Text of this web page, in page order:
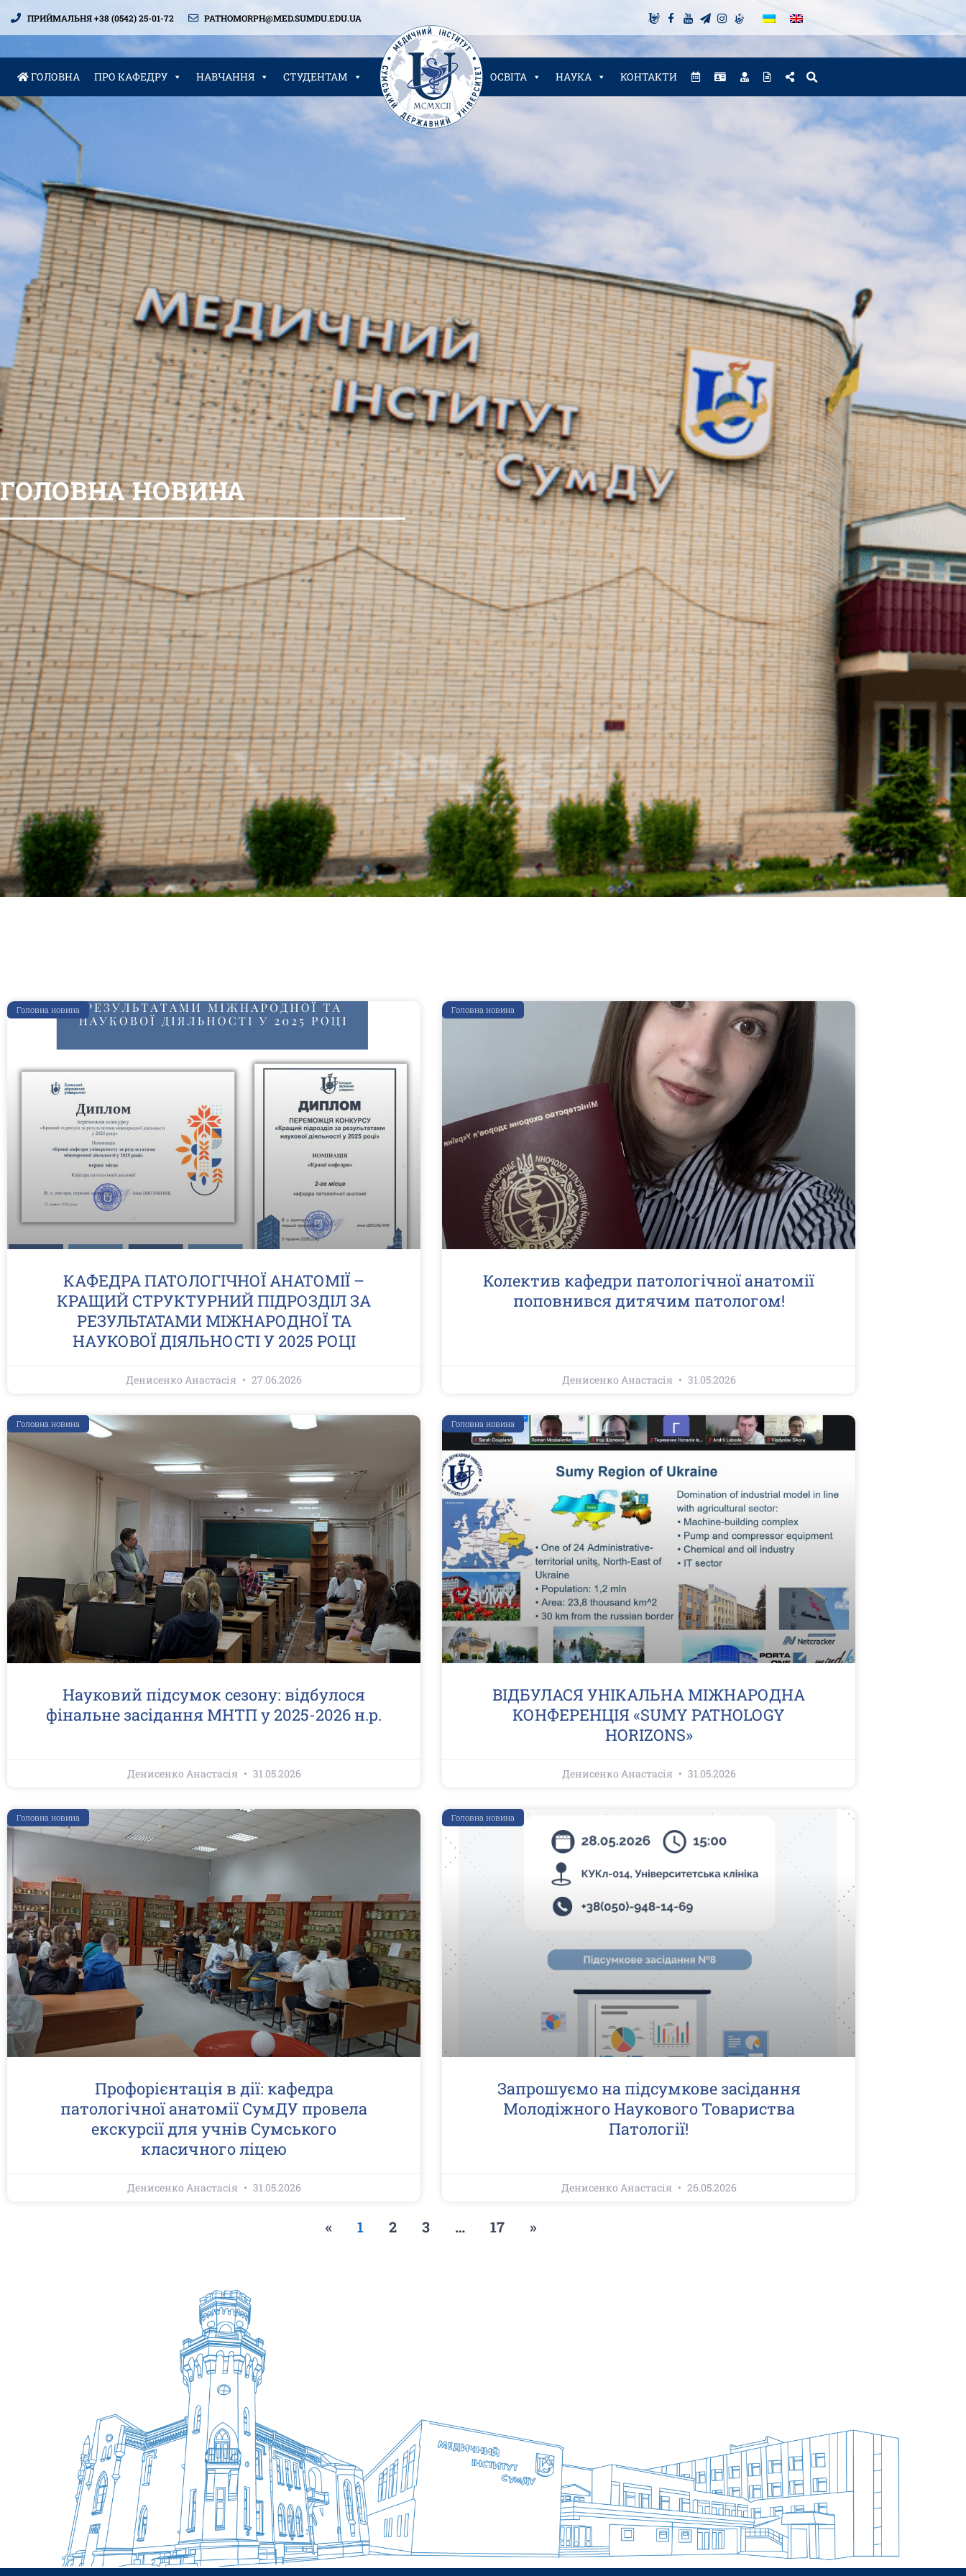
ПРИЙМАЛЬНЯ +38 (0542) 25-01-72 PATHOMORPH@MED.SUMDU.EDU.UA
ГОЛОВНА ПРО КАФЕДРУ НАВЧАННЯ СТУДЕНТАМ ОСВІТА НАУКА КОНТАКТИ
ГОЛОВНА НОВИНА
Головна новина
КАФЕДРА ПАТОЛОГІЧНОЇ АНАТОМІЇ –
КРАЩИЙ СТРУКТУРНИЙ ПІДРОЗДІЛ ЗА
РЕЗУЛЬТАТАМИ МІЖНАРОДНОЇ ТА
НАУКОВОЇ ДІЯЛЬНОСТІ У 2025 РОЦІ
Денисенко Анастасія 27.06.2026
Головна новина
Колектив кафедри патологічної анатомії
поповнився дитячим патологом!
Денисенко Анастасія 31.05.2026
Головна новина
Науковий підсумок сезону: відбулося
фінальне засідання МНТП у 2025-2026 н.р.
Денисенко Анастасія 31.05.2026
Головна новина
ВІДБУЛАСЯ УНІКАЛЬНА МІЖНАРОДНА
КОНФЕРЕНЦІЯ «SUMY PATHOLOGY
HORIZONS»
Денисенко Анастасія 31.05.2026
Головна новина
Профорієнтація в дії: кафедра
патологічної анатомії СумДУ провела
екскурсії для учнів Сумського
класичного ліцею
Денисенко Анастасія 31.05.2026
Головна новина
Запрошуємо на підсумкове засідання
Молодіжного Наукового Товариства
Патології!
Денисенко Анастасія 26.05.2026
« 1 2 3 … 17 »